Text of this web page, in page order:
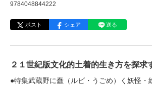
9784048844222
ポスト シェア 送る
２１世紀版文化的土着的生き方を探求
●特集武蔵野に蠢（ルビ・うごめ）く妖怪・